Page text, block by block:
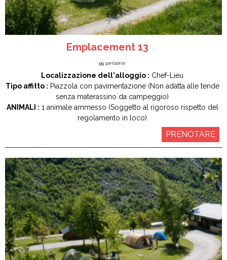
Emplacement 13
99 persone
Localizzazione dell'alloggio : Chef-Lieu
Tipo affitto : Piazzola con pavimentazione (Non adatta alle tende
senza materassino da campeggio)
ANIMALI : 1 animale ammesso (Soggetto al rigoroso rispetto del
regolamento in loco)
PRENOTARE